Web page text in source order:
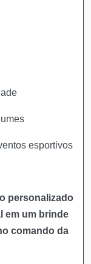
esportivos
personalizado
em um brinde
comando da